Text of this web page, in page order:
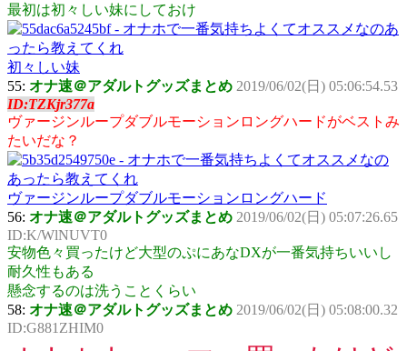
最初は初々しい妹にしておけ
初々しい妹
55: オナ速＠アダルトグッズまとめ 2019/06/02(日) 05:06:54.53
ID:TZKjr377a
ヴァージンループダブルモーションロングハードがベストみ
たいだな？
ヴァージンループダブルモーションロングハード
56: オナ速＠アダルトグッズまとめ 2019/06/02(日) 05:07:26.65
ID:K/WlNUVT0
安物色々買ったけど大型のぷにあなDXが一番気持ちいいし
耐久性もある
懸念するのは洗うことくらい
58: オナ速＠アダルトグッズまとめ 2019/06/02(日) 05:08:00.32
ID:G881ZHIM0